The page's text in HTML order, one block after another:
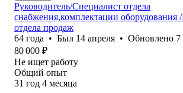
Руководитель/Специалист отдела
снабжения,комплектации оборудования
отдела продаж
64 года • Был 14 апреля • Обновлено 7
80 000 ₽
Не ищет работу
Общий опыт
31 год 4 месяца